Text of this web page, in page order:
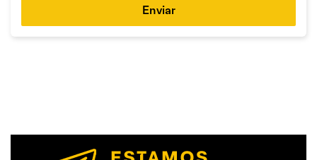
Enviar